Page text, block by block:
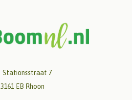
Stationsstraat 7
3161 EB Rhoon